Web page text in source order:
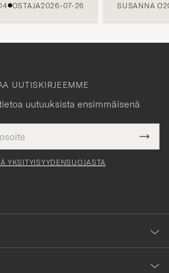
OSTAJA2026-07-26 SUSANNA O
UUTISKIRJEEMME
uutuuksista ensimmäisenä
YKSITYISYYDENSUOJASTA